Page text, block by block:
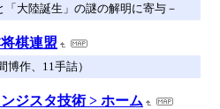
「大陸誕生」の謎の解明に寄与－
将棋連盟
博作、11手詰）
ンジスタ技術 > ホーム